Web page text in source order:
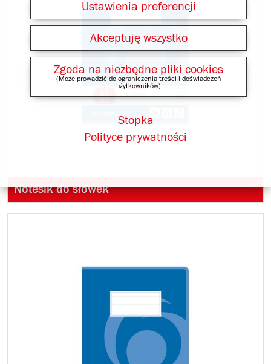
Notesik do słówek
Ustawienia preferencji
Akceptuję wszystko
Zgoda na niezbędne pliki cookies
(Może prowadzić do ograniczenia treści i doświadczeń
użytkowników)
Polityce prywatności
Stopka